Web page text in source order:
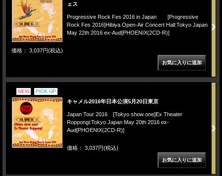
ェス
Progressive Rock Fes 2016 in Japan [Progressive
Rock Fes 2016]Hibiya Open-Air Concert Hall:Tokyo Japan
May 22th 2016 ex-Aud[PHOENIX(2CD-R)]
価格： 3,037円(税込)
NEW PICK UP
キャメル2016年日本公演5月20日東京
Japan Tour 2016 [Tokyo show one]Ex Theater
Roppongi:Tokyo Japan May 20th 2016 ex-
Aud[PHOENIX(2CD-R)]
価格： 3,037円(税込)